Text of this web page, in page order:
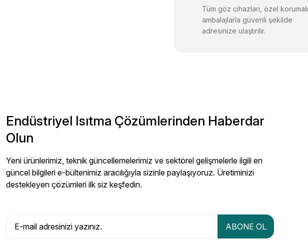
Tüm göz cihazları, özel korumalı
ambalajlarla güvenli şekilde
adresinize ulaştırılır.
Endüstriyel Isıtma Çözümlerinden Haberdar
Olun
Yeni ürünlerimiz, teknik güncellemelerimiz ve sektörel gelişmelerle ilgili en
güncel bilgileri e-bültenimiz aracılığıyla sizinle paylaşıyoruz. Üretiminizi
destekleyen çözümleri ilk siz keşfedin.
ABONE OL